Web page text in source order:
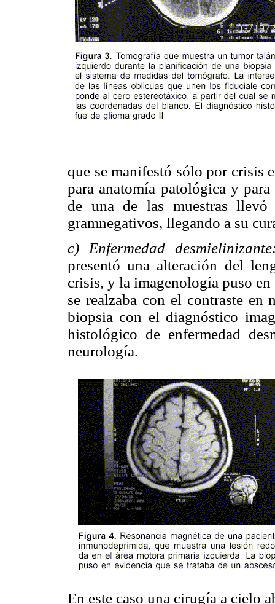
que se manifestó sólo por crisis
para anatomía patológica y
de una de las muestras llevó
gramnegativos, llegando a su
c) Enfermedad
presentó una alteración del
crisis, y la imagenología puso
se realzaba con el contraste en
biopsia con el diagnóstico
histológico de enfermedad
neurología.
En este caso una cirugía a cielo